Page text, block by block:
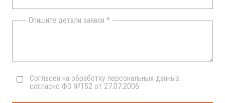
Опишите детали заявки *
Согласен на обработку персональных данных
согласно ФЗ №152 от 27.07.2006